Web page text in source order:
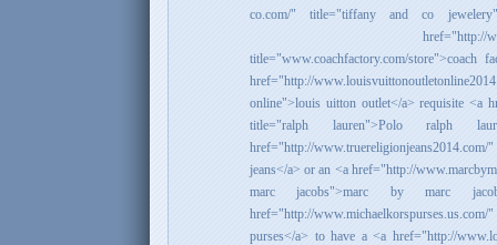
co.com/" title="tiffany and co
href="http://
title="www.coachfactory.com/
href="http://
online">louis uitton outlet</a> requisite <a
title="ralph lauren">Polo ralph
href="http://
jeans</a> or an <a href="http://
marc jacobs">marc by marc
href="http://
purses</a> to have a <a href="http://